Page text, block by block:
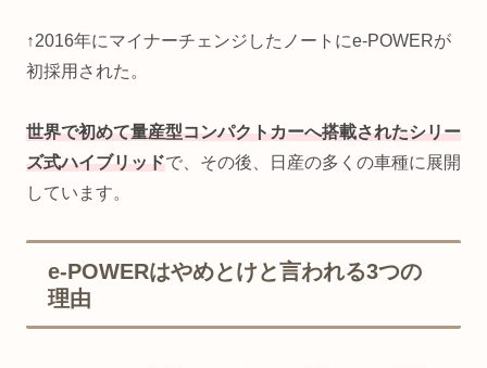
↑2016年にマイナーチェンジしたノートにe-POWERが
初採用された。
世界で初めて量産型コンパクトカーへ搭載されたシリー
ズ式ハイブリッドで、その後、日産の多くの車種に展開
しています。
e-POWERはやめとけと言われる3つの
理由